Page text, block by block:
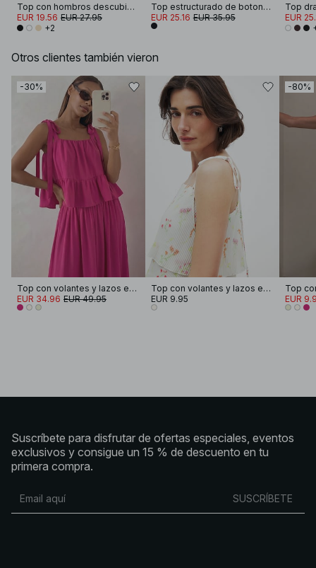
Top con hombros descubiertos trenzado
EUR 19.56 EUR 27.95
+2
Top estructurado de botones con cuello halter
EUR 25.16 EUR 35.95
Top
EUR
Otros clientes también vieron
-30%
Top con volantes y lazos en los hombros
EUR 34.96 EUR 49.95
Top con volantes y lazos en los hombros
EUR 9.95
-80%
EUR
Suscríbete para disfrutar de ofertas especiales, eventos
exclusivos y consigue un 15 % de descuento en tu
primera compra.
SUSCRÍBETE